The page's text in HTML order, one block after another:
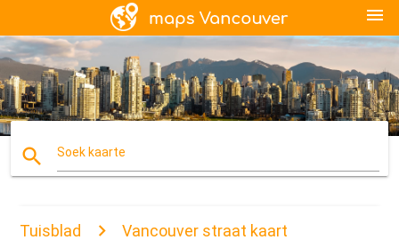
menu
search Soek kaarte
Tuisblad Vancouver straat kaart